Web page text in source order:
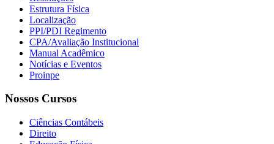
Estrutura Física
Localização
PPI/PDI Regimento
CPA/Avaliação Institucional
Manual Acadêmico
Notícias e Eventos
Proinpe
Nossos Cursos
Ciências Contábeis
Direito